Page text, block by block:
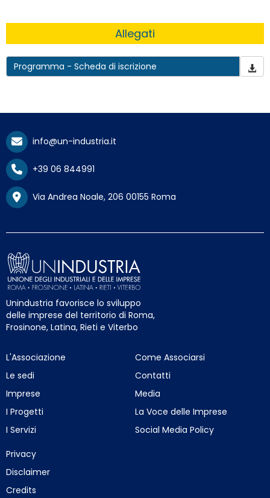
Allegati
Programma - Scheda di iscrizione
info@un-industria.it
+39 06 844991
Via Andrea Noale, 206 00155 Roma
Unindustria favorisce lo sviluppo
delle imprese del territorio di Roma,
Frosinone, Latina, Rieti e Viterbo
L'Associazione
Le sedi
Imprese
I Progetti
I Servizi
Come Associarsi
Contatti
Media
La Voce delle Imprese
Social Media Policy
Privacy
Disclaimer
Credits